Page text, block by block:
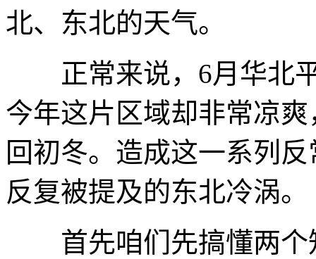
北、东北的天气。
正常来说，6月华北平
今年这片区域却非常凉
回初冬。造成这一系列
反复被提及的东北冷涡。
首先咱们先搞懂两个